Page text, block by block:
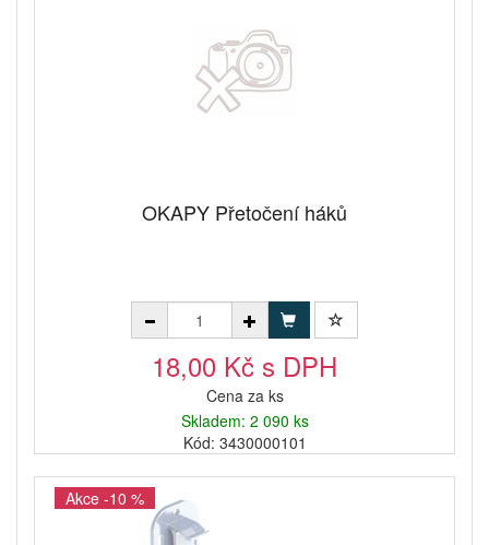
OKAPY Přetočení háků
18,00 Kč s DPH
Cena za ks
Skladem: 2 090 ks
Kód: 3430000101
Akce -10 %